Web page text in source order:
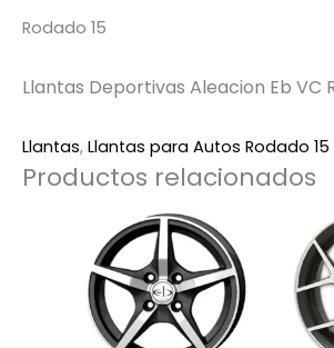
Rodado 15
Llantas Deportivas Aleacion Eb VC
Llantas, Llantas para Autos Rodado 15
Productos relacionados